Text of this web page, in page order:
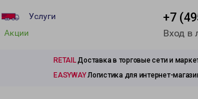
Услуги
Акции
+7
Вход в
RETAILДоставка в торговые сети и
EASYWAYЛогистика для интернет-